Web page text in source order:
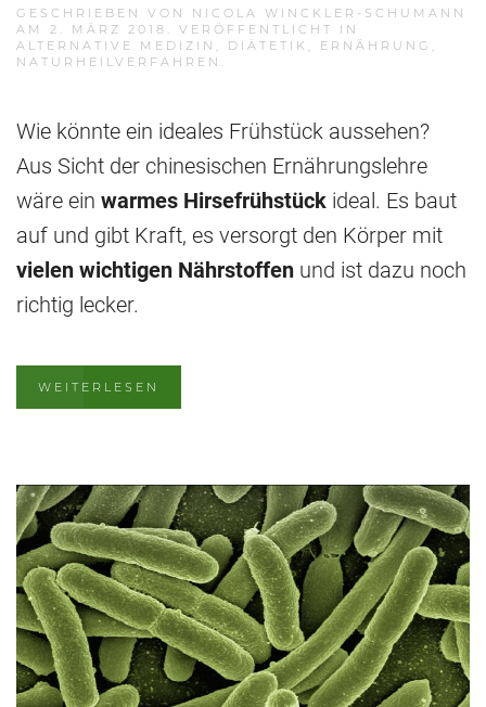
GESCHRIEBEN VON NICOLA WINCKLER-SCHUMANN
AM 2. MÄRZ 2018 . VERÖFFENTLICHT IN
ALTERNATIVE MEDIZIN
DIÄTETIK ERNÄHRUNG
NATURHEILVERFAHREN .
Wie könnte ein ideales Frühstück aussehen?
Aus Sicht der chinesischen Ernährungslehre
wäre ein warmes Hirsefrühstück ideal. Es baut
auf und gibt Kraft, es versorgt den Körper mit
vielen wichtigen Nährstoffen und ist dazu noch
richtig lecker.
WEITERLESEN